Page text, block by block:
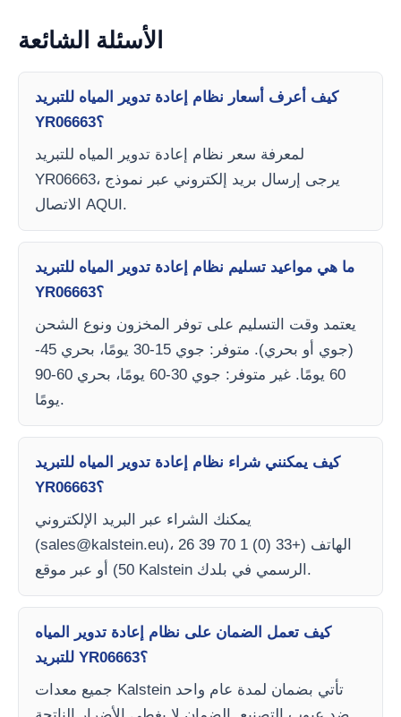
الأسئلة الشائعة
كيف أعرف أسعار نظام إعادة تدوير المياه للتبريد
YR06663؟
لمعرفة سعر نظام إعادة تدوير المياه للتبريد
YR06663، يرجى إرسال بريد إلكتروني عبر نموذج
الاتصال AQUI.
ما هي مواعيد تسليم نظام إعادة تدوير المياه للتبريد
YR06663؟
يعتمد وقت التسليم على توفر المخزون ونوع الشحن
(جوي أو بحري). متوفر: جوي 15-30 يومًا، بحري 45-
60 يومًا. غير متوفر: جوي 30-60 يومًا، بحري 60-90
يومًا.
كيف يمكنني شراء نظام إعادة تدوير المياه للتبريد
YR06663؟
يمكنك الشراء عبر البريد الإلكتروني
(sales@kalstein.eu)، الهاتف (+33 (0) 1 70 39 26
50) أو عبر موقع Kalstein الرسمي في بلدك.
كيف تعمل الضمان على نظام إعادة تدوير المياه
للتبريد YR06663؟
جميع معدات Kalstein تأتي بضمان لمدة عام واحد